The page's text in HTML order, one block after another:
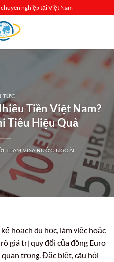
nghiệp tại Việt Nam
TỨC
Tiền Việt Nam?
Tiêu Hiệu Quả
TEAM VISA NƯỚC NGOÀI
hoạch du học, làm việc hoặc
giá trị quy đổi của đồng Euro
trọng. Đặc biệt, câu hỏi